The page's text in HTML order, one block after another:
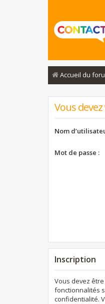
Accueil du
Vous
Nom
Mot de passe :
Inscription
Vous devez
fonctionnalités
confidentialité.